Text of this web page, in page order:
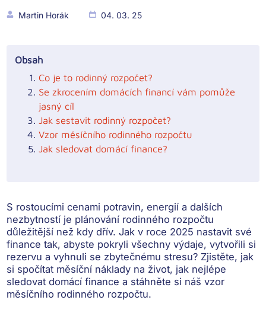
Martin Horák 04. 03. 25
Obsah
Co je to rodinný rozpočet?
Se zkrocením domácích financí vám pomůže
jasný cíl
Jak sestavit rodinný rozpočet?
Vzor měsíčního rodinného rozpočtu
Jak sledovat domácí finance?
S rostoucími cenami potravin, energií a dalších
nezbytností je plánování rodinného rozpočtu
důležitější než kdy dřív. Jak v roce 2025 nastavit své
finance tak, abyste pokryli všechny výdaje, vytvořili si
rezervu a vyhnuli se zbytečnému stresu? Zjistěte, jak
si spočítat měsíční náklady na život, jak nejlépe
sledovat domácí finance a stáhněte si náš vzor
měsíčního rodinného rozpočtu.